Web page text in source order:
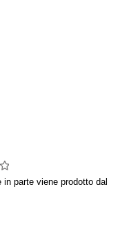
parte viene prodotto dal